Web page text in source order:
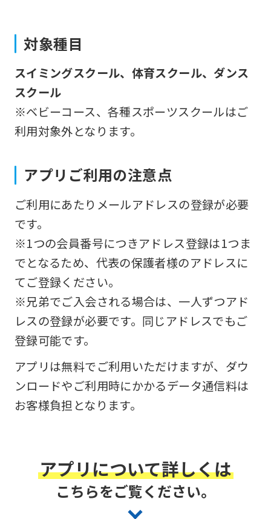
対象種目
スイミングスクール、体育スクール、ダンス
スクール
※ベビーコース、各種スポーツスクールはご
利用対象外となります。
アプリご利用の注意点
ご利用にあたりメールアドレスの登録が必要
です。
※1つの会員番号につきアドレス登録は1つま
でとなるため、代表の保護者様のアドレスに
てご登録ください。
※兄弟でご入会される場合は、一人ずつアド
レスの登録が必要です。同じアドレスでもご
登録可能です。
アプリは無料でご利用いただけますが、ダウ
ンロードやご利用時にかかるデータ通信料は
お客様負担となります。
アプリについて詳しくは
こちらをご覧ください。